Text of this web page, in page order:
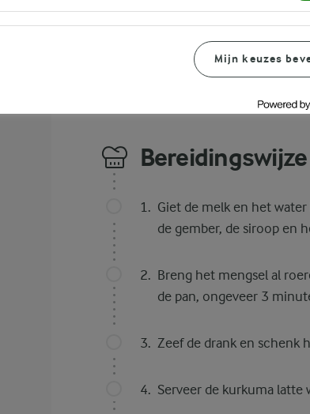
Bereidingswijze
Giet de melk en het
de gember, de siroop en
Breng het mengsel al
de pan, ongeveer 3
Zeef de drank en schenk
Serveer de kurkuma latte
Mijn keuzes